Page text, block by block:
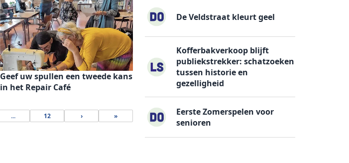
Geef uw spullen een tweede kans
in het Repair Café
... 12 › »
De Veldstraat kleurt geel
Kofferbakverkoop blijft
publiekstrekker: schatzoeken
tussen historie en
gezelligheid
Eerste Zomerspelen voor
senioren